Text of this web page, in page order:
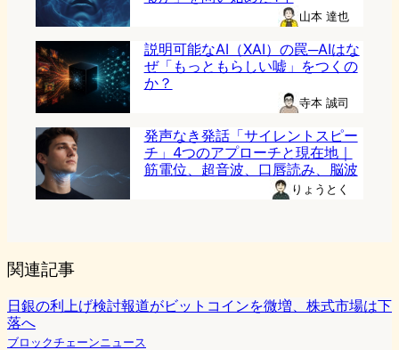
山本 達也
説明可能なAI（XAI）の罠─AIはな
ぜ「もっともらしい嘘」をつくの
か？
寺本 誠司
発声なき発話「サイレントスピー
チ」4つのアプローチと現在地｜
筋電位、超音波、口唇読み、脳波
りょうとく
関連記事
日銀の利上げ検討報道がビットコインを微増、株式市場は下
落へ
ブロックチェーンニュース